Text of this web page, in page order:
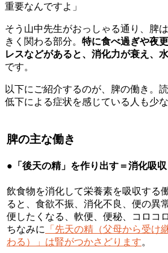
重要なんですよ」
そう山中先生がおっしゃる通り、脾
きく関わる部分。 特に食べ過ぎや夜
レスなどがあると、消化力が衰え、
です。
以下にご紹介するのが、脾の働き。
低下による症状を感じている人も少
脾の主な働き
●「後天の精」を作り出す＝消化吸収
飲食物を消化して栄養素を吸収する
ると、食欲不振、消化不良、便の異
便したくなる、軟便、便秘、コロコ
ちなみに
「先天の精（父母から受け
わる）」は腎がつかさどります。